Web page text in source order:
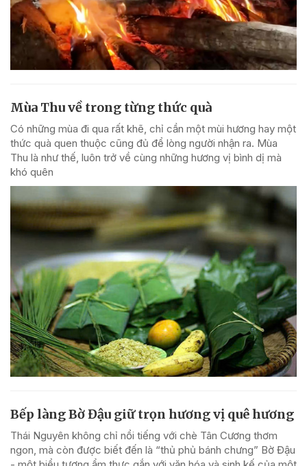
Mùa Thu về trong từng thức quà
Có những mùa đi qua rất khẽ, chỉ cần một mùi hương hay một
thức quà quen thuộc cũng đủ để lòng người nhận ra. Mùa
Thu là như thế, luôn trở về cùng những hương vị bình dị mà
khó quên
Bếp làng Bờ Đậu giữ trọn hương vị quê hương
Thái Nguyên không chỉ nổi tiếng với chè Tân Cương thơm
ngon, mà còn được biết đến là “thủ phủ bánh chưng” Bờ Đậu